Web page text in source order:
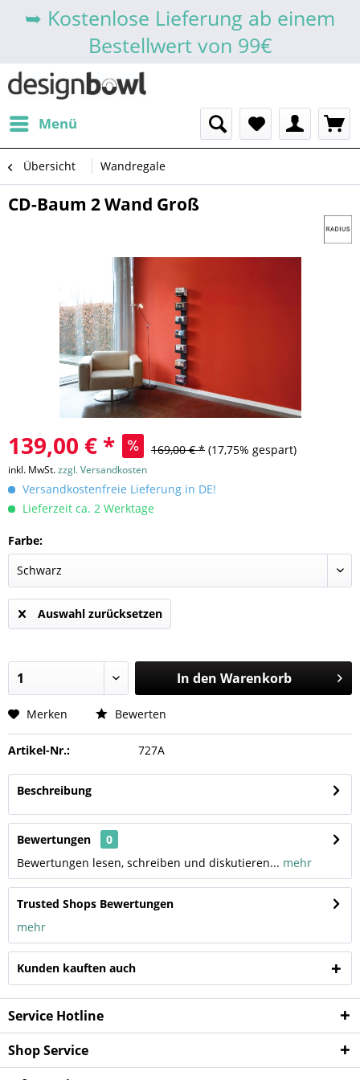
➥ Kostenlose Lieferung ab einem
Bestellwert von 99€
Menü
Übersicht Wandregale
CD-Baum 2 Wand Groß
139,00 € * 169,00 € * (17,75% gespart)
inkl. MwSt.zzgl. Versandkosten
Versandkostenfreie Lieferung in DE!
Lieferzeit ca. 2 Werktage
Farbe:
Auswahl zurücksetzen
In den Warenkorb
Merken Bewerten
Artikel-Nr.: 727A
Beschreibung
Bewertungen
0
Bewertungen lesen, schreiben und diskutieren... mehr
Trusted Shops Bewertungen
mehr
Kunden kauften auch
Service Hotline
Shop Service